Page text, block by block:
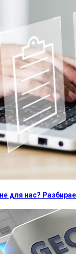
для нас?